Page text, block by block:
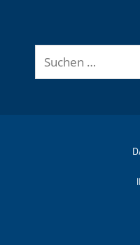
Suchen
nach: